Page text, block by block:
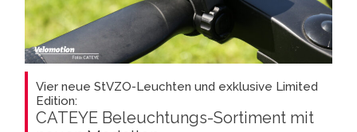
Vier neue StVZO-Leuchten und exklusive Limited
Edition:
CATEYE Beleuchtungs-Sortiment mit